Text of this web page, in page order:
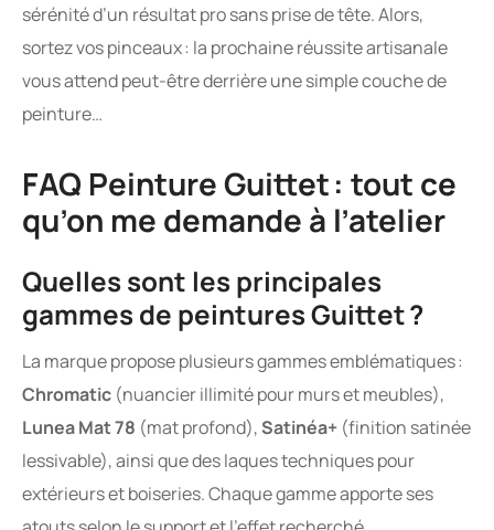
sérénité d’un résultat pro sans prise de tête. Alors,
sortez vos pinceaux : la prochaine réussite artisanale
vous attend peut-être derrière une simple couche de
peinture…
FAQ Peinture Guittet : tout ce
qu’on me demande à l’atelier
Quelles sont les principales
gammes de peintures Guittet ?
La marque propose plusieurs gammes emblématiques :
Chromatic (nuancier illimité pour murs et meubles),
Lunea Mat 78 (mat profond), Satinéa+ (finition satinée
lessivable), ainsi que des laques techniques pour
extérieurs et boiseries. Chaque gamme apporte ses